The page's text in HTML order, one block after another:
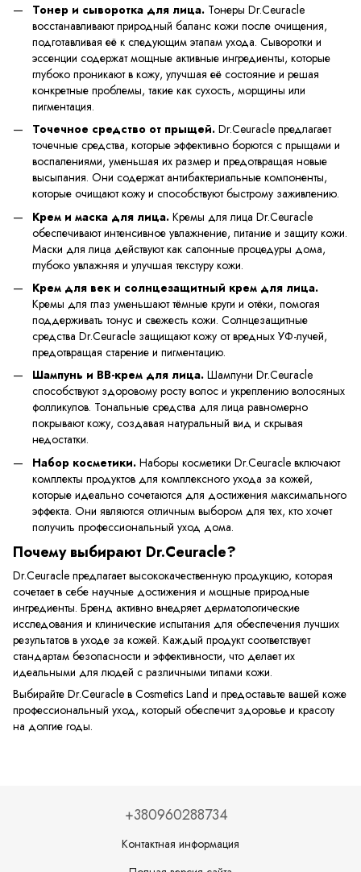
Тонер и сыворотка для лица. Тонеры Dr.Ceuracle
восстанавливают природный баланс кожи после очищения,
подготавливая её к следующим этапам ухода. Сыворотки и
эссенции содержат мощные активные ингредиенты, которые
глубоко проникают в кожу, улучшая её состояние и решая
конкретные проблемы, такие как сухость, морщины или
пигментация.
Точечное средство от прыщей. Dr.Ceuracle предлагает
точечные средства, которые эффективно борются с прыщами и
воспалениями, уменьшая их размер и предотвращая новые
высыпания. Они содержат антибактериальные компоненты,
которые очищают кожу и способствуют быстрому заживлению.
Крем и маска для лица. Кремы для лица Dr.Ceuracle
обеспечивают интенсивное увлажнение, питание и защиту кожи.
Маски для лица действуют как салонные процедуры дома,
глубоко увлажняя и улучшая текстуру кожи.
Крем для век и солнцезащитный крем для лица.
Кремы для глаз уменьшают тёмные круги и отёки, помогая
поддерживать тонус и свежесть кожи. Солнцезащитные
средства Dr.Ceuracle защищают кожу от вредных УФ-лучей,
предотвращая старение и пигментацию.
Шампунь и BB-крем для лица. Шампуни Dr.Ceuracle
способствуют здоровому росту волос и укреплению волосяных
фолликулов. Тональные средства для лица равномерно
покрывают кожу, создавая натуральный вид и скрывая
недостатки.
Набор косметики. Наборы косметики Dr.Ceuracle включают
комплекты продуктов для комплексного ухода за кожей,
которые идеально сочетаются для достижения максимального
эффекта. Они являются отличным выбором для тех, кто хочет
получить профессиональный уход дома.
Почему выбирают Dr.Ceuracle?
Dr.Ceuracle предлагает высококачественную продукцию, которая
сочетает в себе научные достижения и мощные природные
ингредиенты. Бренд активно внедряет дерматологические
исследования и клинические испытания для обеспечения лучших
результатов в уходе за кожей. Каждый продукт соответствует
стандартам безопасности и эффективности, что делает их
идеальными для людей с различными типами кожи.
Выбирайте Dr.Ceuracle в Cosmetics Land и предоставьте вашей коже
профессиональный уход, который обеспечит здоровье и красоту
на долгие годы.
+380960288734
Контактная информация